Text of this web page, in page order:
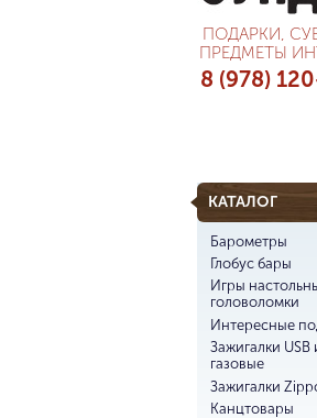
ПОДАРКИ,
ПРЕДМЕТЫ
8 (978)
КАТАЛОГ
Барометры
Глобус бары
Игры
головоломки
Интересные
Зажигалки USB
газовые
Зажигалки
Канцтовары